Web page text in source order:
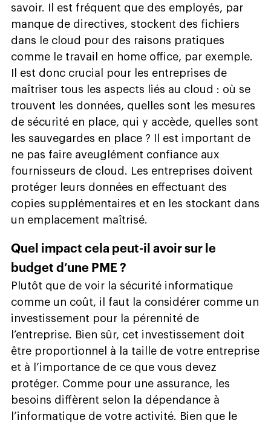
savoir. Il est fréquent que des employés, par
manque de directives, stockent des fichiers
dans le cloud pour des raisons pratiques
comme le travail en home office, par exemple.
Il est donc crucial pour les entreprises de
maîtriser tous les aspects liés au cloud : où se
trouvent les données, quelles sont les mesures
de sécurité en place, qui y accède, quelles sont
les sauvegardes en place ? Il est important de
ne pas faire aveuglément confiance aux
fournisseurs de cloud. Les entreprises doivent
protéger leurs données en effectuant des
copies supplémentaires et en les stockant dans
un emplacement maîtrisé.
Quel impact cela peut-il avoir sur le
budget d’une PME ?
Plutôt que de voir la sécurité informatique
comme un coût, il faut la considérer comme un
investissement pour la pérennité de
l’entreprise. Bien sûr, cet investissement doit
être proportionnel à la taille de votre entreprise
et à l’importance de ce que vous devez
protéger. Comme pour une assurance, les
besoins diffèrent selon la dépendance à
l’informatique de votre activité. Bien que le